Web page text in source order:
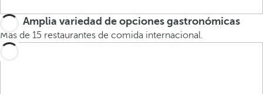
Amplia variedad de opciones gastronómicas
Más de 15 restaurantes de comida internacional.